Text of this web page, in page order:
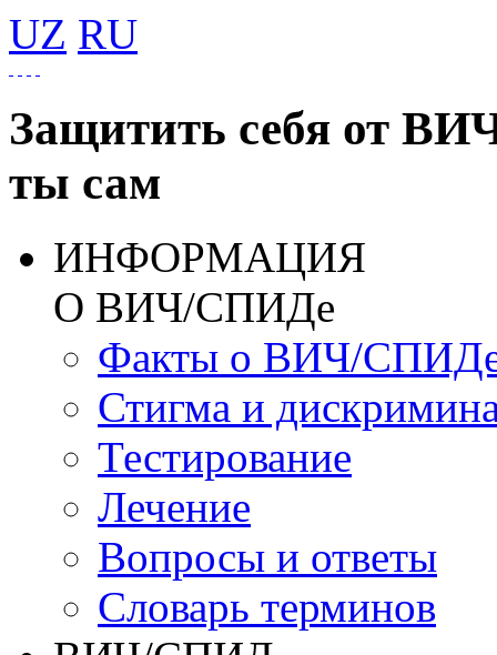
UZ RU
Защитить себя от
ты сам
ИНФОРМАЦИЯ
О ВИЧ/СПИДе
Факты о ВИЧ/
Стигма и
Тестирование
Лечение
Вопросы и ответы
Словарь терминов